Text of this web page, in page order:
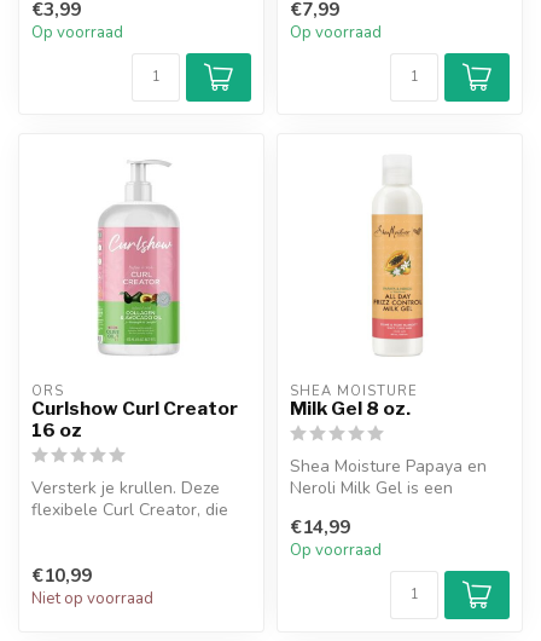
€3,99
Op voorraad
de str...
€7,99
Op voorraad
ORS
Curlshow Curl Creator
16 oz
Versterk je krullen. Deze
flexibele Curl Creator, die
€10,99
Niet op voorraad
SHEA MOISTURE
Milk Gel 8 oz.
Shea Moisture Papaya en
Neroli Milk Gel is een
golvend ...
€14,99
Op voorraad